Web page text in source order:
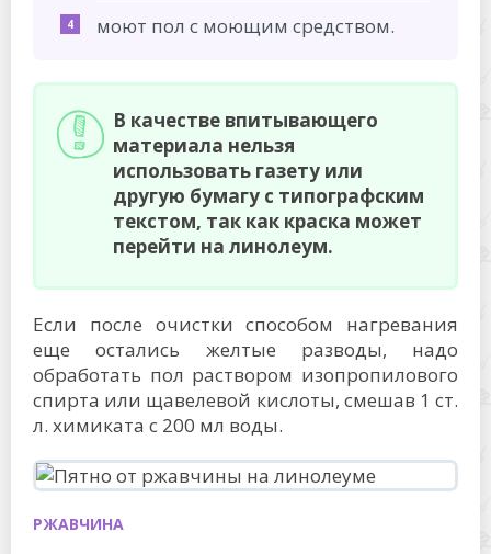
моют пол с моющим средством.
В качестве впитывающего
материала нельзя
использовать газету или
другую бумагу с типографским
текстом, так как краска может
перейти на линолеум.
Если после очистки способом нагревания
еще остались желтые разводы, надо
обработать пол раствором изопропилового
спирта или щавелевой кислоты, смешав 1 ст.
л. химиката с 200 мл воды.
РЖАВЧИНА